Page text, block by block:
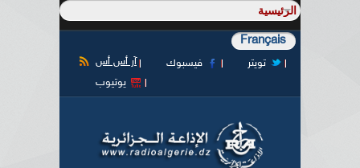
Français
آر أس أس فيسبوك
تويتر
يوتيوب